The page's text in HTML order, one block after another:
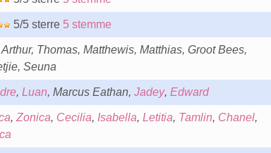
5/5 sterre 5 stemme
Arthur, Thomas, Matthewis, Matthias, Groot Bees,
Seuna
, Luan, Marcus Eathan, Jadey, Edward
, Zonica, Cecilia, Isabella, Letitia, Tamlin, Chanel,